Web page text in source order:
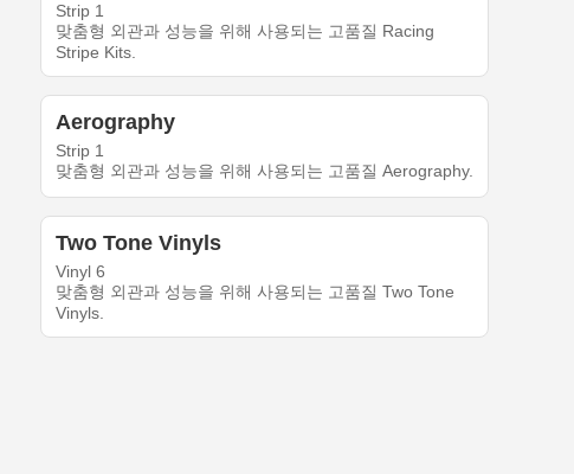
Strip 1
맞춤형 외관과 성능을 위해 사용되는 고품질 Racing
Stripe Kits.
Aerography
Strip 1
맞춤형 외관과 성능을 위해 사용되는 고품질 Aerography.
Two Tone Vinyls
Vinyl 6
맞춤형 외관과 성능을 위해 사용되는 고품질 Two Tone
Vinyls.